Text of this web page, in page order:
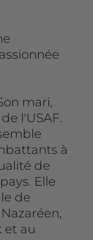
mari,
l'USAF.
à
de
Elle
de
et au